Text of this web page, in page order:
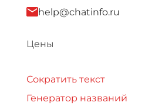
help@chatinfo.ru
Цены
Сократить текст
Генератор названий